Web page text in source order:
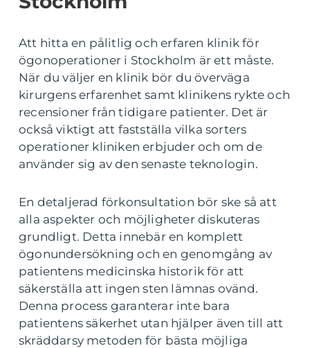
Att hitta en pålitlig och erfaren klinik för
ögonoperationer i Stockholm är ett måste.
När du väljer en klinik bör du överväga
kirurgens erfarenhet samt klinikens rykte och
recensioner från tidigare patienter. Det är
också viktigt att fastställa vilka sorters
operationer kliniken erbjuder och om de
använder sig av den senaste teknologin.
En detaljerad förkonsultation bör ske så att
alla aspekter och möjligheter diskuteras
grundligt. Detta innebär en komplett
ögonundersökning och en genomgång av
patientens medicinska historik för att
säkerställa att ingen sten lämnas ovänd.
Denna process garanterar inte bara
patientens säkerhet utan hjälper även till att
skräddarsy metoden för bästa möjliga